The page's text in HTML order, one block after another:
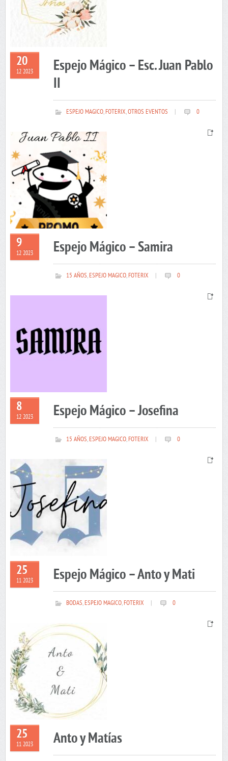
20
12 2023
Espejo Mágico – Esc. Juan Pablo
II
ESPEJO MAGICO,FOTERIX,OTROS EVENTOS 0
9
12 2023 Espejo Mágico – Samira
15 AÑOS,ESPEJO MAGICO,FOTERIX 0
8
12 2023 Espejo Mágico – Josefina
15 AÑOS,ESPEJO MAGICO,FOTERIX 0
25
11 2023 Espejo Mágico – Anto y Mati
BODAS,ESPEJO MAGICO,FOTERIX 0
25
11 2023 Anto y Matías